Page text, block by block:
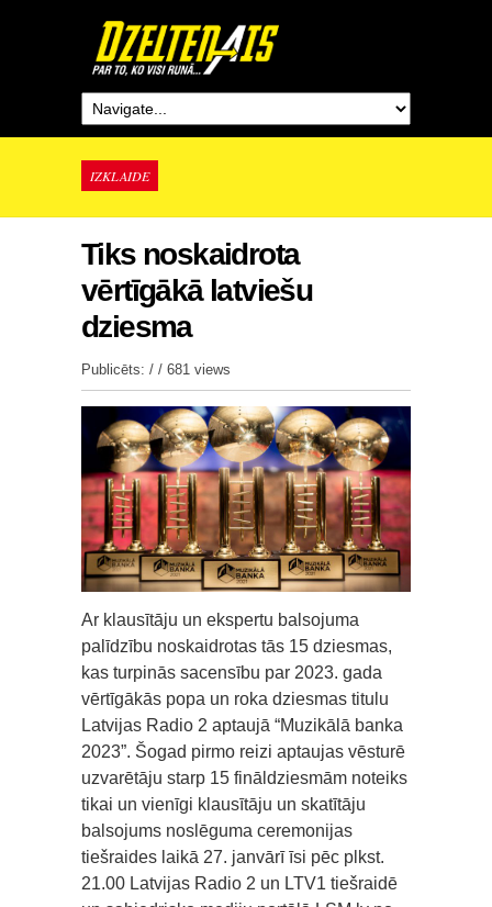
IZKLAIDE
Tiks noskaidrota
vērtīgākā latviešu
dziesma
Publicēts: / / 681 views
Ar klausītāju un ekspertu balsojuma
palīdzību noskaidrotas tās 15 dziesmas,
kas turpinās sacensību par 2023. gada
vērtīgākās popa un roka dziesmas titulu
Latvijas Radio 2 aptaujā “Muzikālā banka
2023”. Šogad pirmo reizi aptaujas vēsturē
uzvarētāju starp 15 fināldziesmām noteiks
tikai un vienīgi klausītāju un skatītāju
balsojums noslēguma ceremonijas
tiešraides laikā 27. janvārī īsi pēc plkst.
21.00 Latvijas Radio 2 un LTV1 tiešraidē